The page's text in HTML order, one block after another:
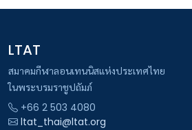
LTAT
สมาคมกีฬาลอนเทนนิสแห่งประเทศไทย
ในพระบรมราชูปถัมภ์
+66 2 503 4080
ltat_thai@ltat.org